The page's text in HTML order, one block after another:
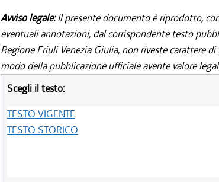
Avviso legale:Il presente documento è riprodotto,
eventuali annotazioni, dal corrispondente testo
Regione Friuli Venezia Giulia, non riveste carattere
modo della pubblicazione ufficiale avente valore
Scegli il testo:
TESTO VIGENTE
TESTO STORICO